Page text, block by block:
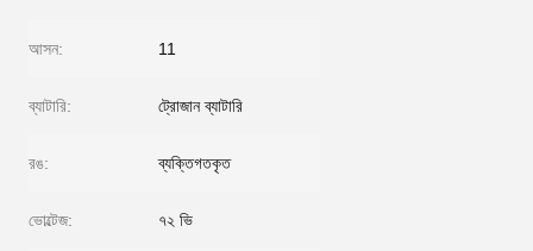
আসন: 11
ব্যাটারি: ট্রোজান ব্যাটারি
রঙ: ব্যক্তিগতকৃত
ভোল্টেজ: ৭২ ভি